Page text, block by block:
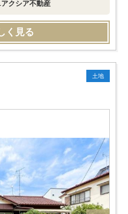
クシア不動産
く見る
土地